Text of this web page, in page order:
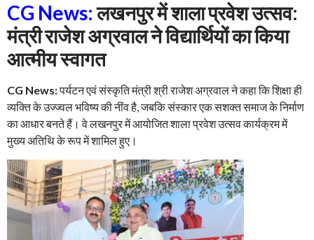
CG News:लखनपुर में शाला प्रवेश उत्सव:
मंत्री राजेश अग्रवाल ने विद्यार्थियों का किया
आत्मीय स्वागत
CG News:पर्यटन एवं संस्कृति मंत्री श्री राजेश अग्रवाल ने कहा कि शिक्षा ही
व्यक्ति के उज्ज्वल भविष्य की नींव है, जबकि संस्कार एक सशक्त समाज के निर्माण
का आधार बनते हैं। वे लखनपुर में आयोजित शाला प्रवेश उत्सव कार्यक्रम में
मुख्य अतिथि के रूप में शामिल हुए।